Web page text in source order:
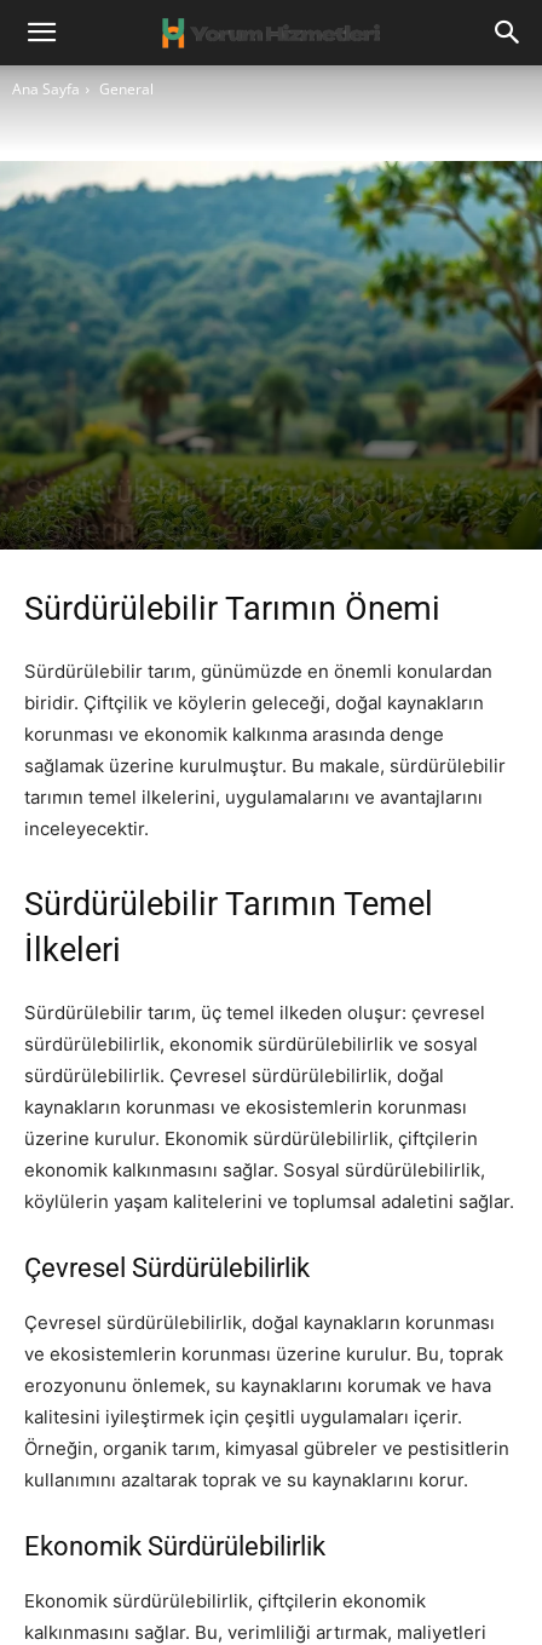
Ana Sayfa General
Sürdürülebilir Tarım: Çiftçilik ve
Köylerin Geleceği
Sürdürülebilir Tarımın Önemi
Sürdürülebilir tarım, günümüzde en önemli konulardan
biridir. Çiftçilik ve köylerin geleceği, doğal kaynakların
korunması ve ekonomik kalkınma arasında denge
sağlamak üzerine kurulmuştur. Bu makale, sürdürülebilir
tarımın temel ilkelerini, uygulamalarını ve avantajlarını
inceleyecektir.
Sürdürülebilir Tarımın Temel
İlkeleri
Sürdürülebilir tarım, üç temel ilkeden oluşur: çevresel
sürdürülebilirlik, ekonomik sürdürülebilirlik ve sosyal
sürdürülebilirlik. Çevresel sürdürülebilirlik, doğal
kaynakların korunması ve ekosistemlerin korunması
üzerine kurulur. Ekonomik sürdürülebilirlik, çiftçilerin
ekonomik kalkınmasını sağlar. Sosyal sürdürülebilirlik,
köylülerin yaşam kalitelerini ve toplumsal adaletini sağlar.
Çevresel Sürdürülebilirlik
Çevresel sürdürülebilirlik, doğal kaynakların korunması
ve ekosistemlerin korunması üzerine kurulur. Bu, toprak
erozyonunu önlemek, su kaynaklarını korumak ve hava
kalitesini iyileştirmek için çeşitli uygulamaları içerir.
Örneğin, organik tarım, kimyasal gübreler ve pestisitlerin
kullanımını azaltarak toprak ve su kaynaklarını korur.
Ekonomik Sürdürülebilirlik
Ekonomik sürdürülebilirlik, çiftçilerin ekonomik
kalkınmasını sağlar. Bu, verimliliği artırmak, maliyetleri